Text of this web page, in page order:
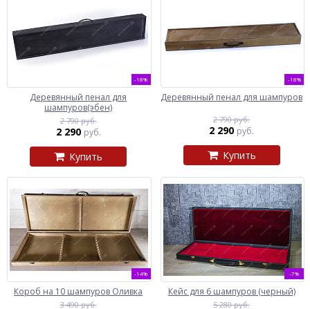
-18%
Деревянный пенал для
шампуров(эбен)
2 790 руб.
2 290 руб.
Купить
-18%
Деревянный пенал для шампуров
2 790 руб.
2 290 руб.
Купить
-14%
Короб на 10 шампуров Оливка
3 490 руб.
-7%
Кейс для 6 шампуров (черный)
5 280 руб.